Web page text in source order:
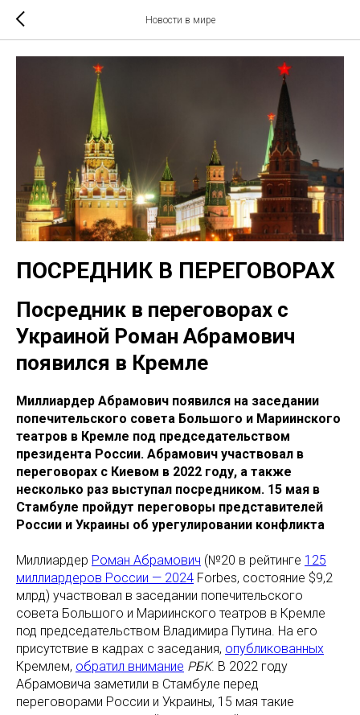
Новости в мире
ПОСРЕДНИК В ПЕРЕГОВОРАХ
Посредник в переговорах с
Украиной Роман Абрамович
появился в Кремле
Миллиардер Абрамович появился на заседании
попечительского совета Большого и Мариинского
театров в Кремле под председательством
президента России. Абрамович участвовал в
переговорах с Киевом в 2022 году, а также
несколько раз выступал посредником. 15 мая в
Стамбуле пройдут переговоры представителей
России и Украины об урегулировании конфликта
Миллиардер Роман Абрамович (№20 в рейтинге 125
миллиардеров России — 2024 Forbes, состояние $9,2
млрд) участвовал в заседании попечительского
совета Большого и Мариинского театров в Кремле
под председательством Владимира Путина. На его
присутствие в кадрах с заседания, опубликованных
Кремлем, обратил внимание РБК. В 2022 году
Абрамовича заметили в Стамбуле перед
переговорами России и Украины, 15 мая такие